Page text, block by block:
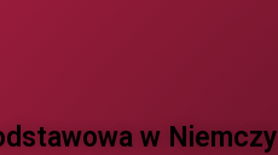
w Niemczy